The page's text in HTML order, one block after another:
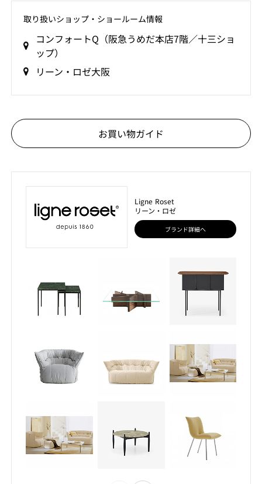
取り扱いショップ‧ショールーム情報
コンフォートQ（阪急うめだ本店7階／十三ショ
ップ）
リーン・ロゼ大阪
お買い物ガイド
Ligne Roset
リーン・ロゼ
ブランド詳細へ